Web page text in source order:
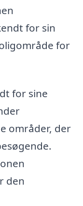
for sin
for
for sine
områder, der
den